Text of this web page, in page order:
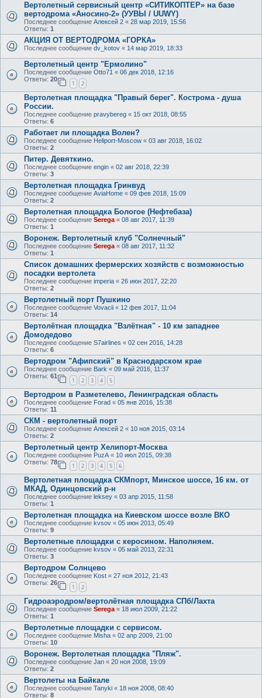
Вертолетный сервисный центр «СИТИКОПТЕР» на базе
вертодрома «Аносино-2» (УУВЫ / UUWY)
Последнее сообщение Алексей 2 « 28 мар 2019, 15:56
Ответы: 1
АКЦИЯ ОТ ВЕРТОДРОМА «ГОРКА»
Последнее сообщение dv_kotov « 14 мар 2019, 18:33
Вертолетный центр "Ермолино"
Последнее сообщение Otto71 « 06 дек 2018, 12:16
Ответы: 20
1 2
Вертолетная площадка "Правый берег". Кострома - душа
России.
Последнее сообщение pravybereg « 15 окт 2018, 08:55
Ответы: 6
Работает ли площадка Волен?
Последнее сообщение Heliport-Moscow « 03 авг 2018, 16:02
Ответы: 2
Питер. Девяткино.
Последнее сообщение engin « 02 авг 2018, 22:39
Ответы: 3
Вертолетная площадка Гринвуд
Последнее сообщение AviaHome « 09 фев 2018, 15:09
Ответы: 2
Вертолетная площадка Бологое (Нефтебаза)
Последнее сообщение Serega « 08 авг 2017, 11:39
Ответы: 1
Воронеж. Вертолетный клуб "Солнечный"
Последнее сообщение Serega « 08 авг 2017, 11:32
Ответы: 1
Список домашних фермерских хозяйств с возможностью
посадки вертолета
Последнее сообщение imperia « 26 июн 2017, 22:20
Ответы: 2
Вертолетный порт Пушкино
Последнее сообщение Vovacii « 12 фев 2017, 11:04
Ответы: 14
Вертолётная площадка "Взлётная" - 10 км западнее
Домодедово
Последнее сообщение S7airlines « 02 сен 2016, 14:28
Ответы: 6
Вертодром "Афипский" в Краснодарском крае
Последнее сообщение Bark « 09 май 2016, 11:37
Ответы: 61
1 2 3 4 5
Вертодром в Разметелево, Ленинградская область
Последнее сообщение Forad « 05 янв 2016, 15:38
Ответы: 11
СКМ - вертолетный порт
Последнее сообщение Алексей 2 « 10 ноя 2015, 03:14
Ответы: 2
Вертолетный центр Хелипорт-Москва
Последнее сообщение PuzA « 10 июл 2015, 09:38
Ответы: 78
1 2 3 4 5 6
Вертолетная площадка СКМпорт, Минское шоссе, 16 км. от
МКАД, Одинцовский р-н
Последнее сообщение leksey « 03 апр 2015, 11:58
Ответы: 1
Вертолетная площадка на Киевском шоссе возле ВКО
Последнее сообщение kvsov « 05 июн 2013, 05:49
Ответы: 9
Вертолетные площадки с керосином. Наполняем.
Последнее сообщение kvsov « 05 май 2013, 22:31
Ответы: 3
Вертодром Солнцево
Последнее сообщение Kost « 27 ноя 2012, 21:43
Ответы: 26
1 2
Гидроаэродром/вертолётная площадка СПб/Лахта
Последнее сообщение Serega « 18 июл 2009, 21:22
Ответы: 1
Вертолетные площадки с сервисом.
Последнее сообщение Misha « 02 апр 2009, 21:00
Ответы: 10
Воронеж. Вертолетная площадка "Пляж".
Последнее сообщение Jan « 20 ноя 2008, 19:09
Ответы: 2
Вертолеты на Байкале
Последнее сообщение Tanyki « 18 ноя 2008, 08:40
Ответы: 8